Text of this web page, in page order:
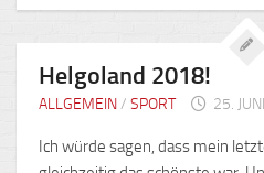
Helgoland 2018!
ALLGEMEIN/ SPORT 25.
Ich würde sagen, dass mein